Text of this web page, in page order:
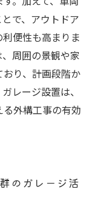
で、アウトドア
便性も高まりま
周囲の景観や家
り、計画段階か
レージ設置は、
外構工事の有効
のガレージ活